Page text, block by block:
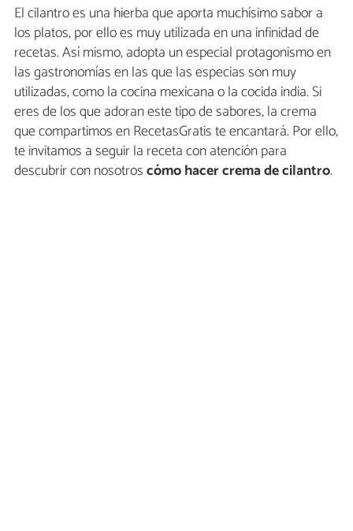
El cilantro es una hierba que aporta muchísimo sabor a
los platos, por ello es muy utilizada en una infinidad de
recetas. Así mismo, adopta un especial protagonismo en
las gastronomías en las que las especias son muy
utilizadas, como la cocina mexicana o la cocida india. Si
eres de los que adoran este tipo de sabores, la crema
que compartimos en RecetasGratis te encantará. Por ello,
te invitamos a seguir la receta con atención para
descubrir con nosotroscómo hacer crema de cilantro.